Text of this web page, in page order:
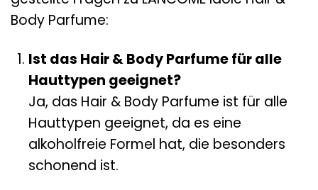
Body Parfume:
Ist das Hair & Body Parfume für alle
Hauttypen geeignet?
Ja, das Hair & Body Parfume ist für alle
Hauttypen geeignet, da es eine
alkoholfreie Formel hat, die besonders
schonend ist.